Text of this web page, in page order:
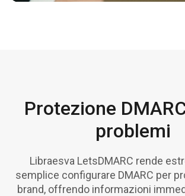
Protezione
problemi
Libraesva LetsDMARC rende
semplice configurare DMARC per
brand, offrendo informazioni